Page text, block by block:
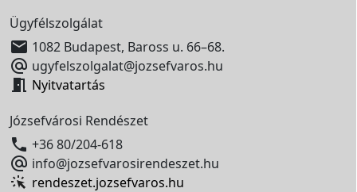
Ügyfélszolgálat
 1082 Budapest, Baross u. 66–68.
 ugyfelszolgalat@jozsefvaros.hu
 Nyitvatartás
Józsefvárosi Rendészet
 +36 80/204-618
 info@jozsefvarosirendeszet.hu
rendeszet.jozsefvaros.hu